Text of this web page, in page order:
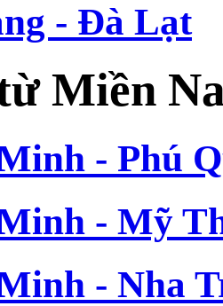
- Đà Lạt
Miền
- Phú
- Mỹ
- Nha